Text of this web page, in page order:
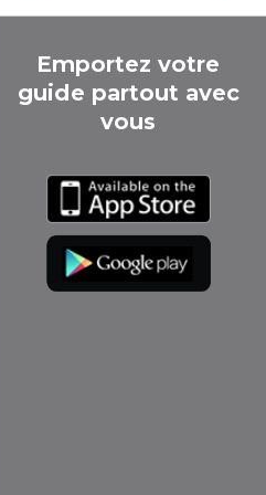
Emportez votre
guide partout avec
vous